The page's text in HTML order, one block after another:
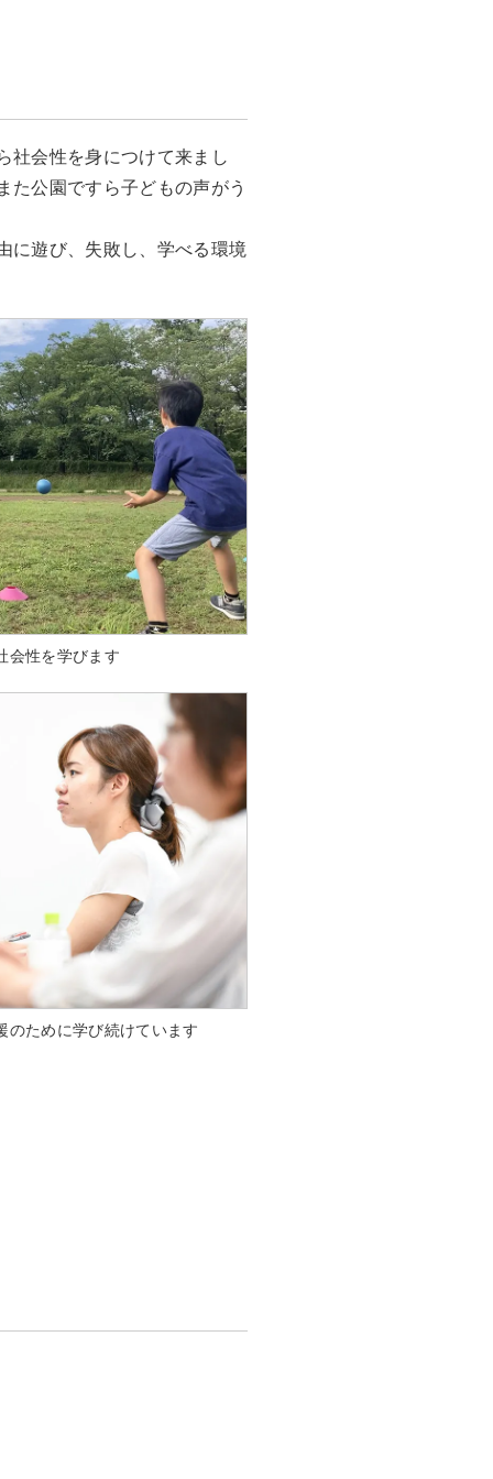
社会性を身につけて来まし
た公園ですら子どもの声がう
に遊び、失敗し、学べる環境
会性を学びます
のために学び続けています